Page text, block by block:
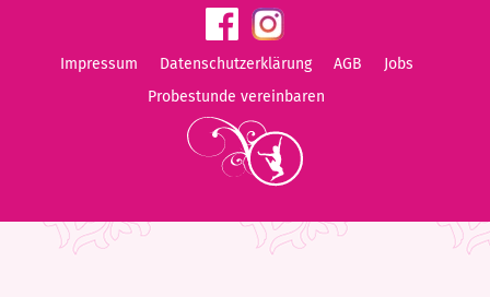
Impressum Datenschutzerklärung AGB Jobs
Probestunde vereinbaren